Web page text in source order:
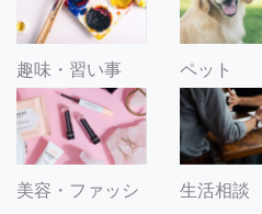
趣味・習い事 ペット
美容・ファッシ
生活相談